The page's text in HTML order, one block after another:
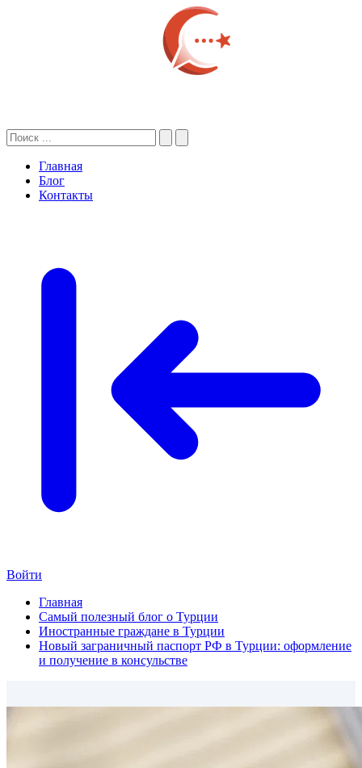
Главная
Блог
Контакты
Войти
Главная
Самый полезный блог о Турции
Иностранные граждане в Турции
Новый заграничный паспорт РФ в Турции: оформление
и получение в консульстве